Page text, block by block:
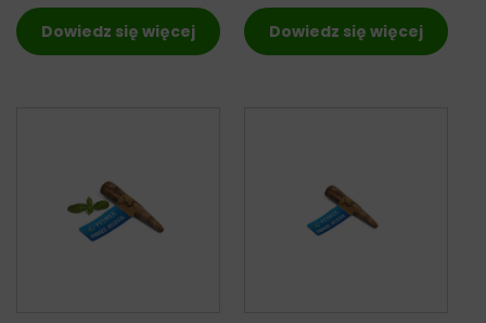
Dowiedz się więcej Dowiedz się więcej